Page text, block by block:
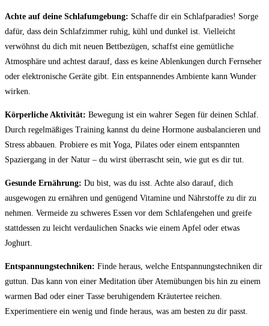
Achte auf deine Schlafumgebung: ​Schaffe dir ein Schlafparadies! Sorge
⁢dafür, dass‌ dein‌ Schlafzimmer⁢ ruhig,‍ kühl und dunkel ⁤ist. ​Vielleicht
verwöhnst du dich‌ mit ⁣neuen Bettbezügen, schaffst eine gemütliche
Atmosphäre und achtest darauf, dass ​es keine⁤ Ablenkungen durch Fernseher
oder elektronische Geräte gibt. Ein entspannendes Ambiente kann Wunder⁣
wirken.
Körperliche Aktivität: Bewegung‍ ist ein‌ wahrer Segen für deinen Schlaf.
Durch regelmäßiges Training kannst du deine Hormone ‍ausbalancieren und
Stress⁤ abbauen. ‌Probiere⁤ es mit Yoga, Pilates oder​ einem entspannten
Spaziergang in der ⁢Natur –​ du wirst überrascht ‍sein, wie gut es⁤ dir‌ tut.
Gesunde⁤ Ernährung: Du‍ bist, was du ‍isst. Achte also darauf, dich
ausgewogen zu ernähren und genügend⁣ Vitamine und Nährstoffe‍ zu ⁤dir ​zu‌
nehmen. Vermeide zu schweres Essen ⁣vor dem Schlafengehen und greife
stattdessen zu leicht verdaulichen Snacks wie einem ‌Apfel oder etwas‍
Joghurt.
Entspannungstechniken: Finde heraus, ‍welche Entspannungstechniken dir
guttun. Das kann von einer Meditation über ‌Atemübungen bis hin zu⁤ einem
warmen ⁤Bad‌ oder einer Tasse beruhigendem Kräutertee reichen.
Experimentiere⁢ ein wenig und finde ⁣heraus, was am besten zu dir passt.